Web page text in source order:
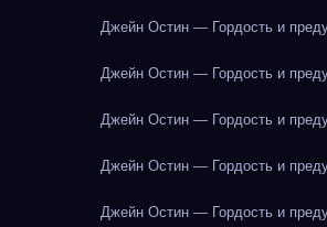
Джейн Остин — Гордость и
Джейн Остин — Гордость и
Джейн Остин — Гордость и
Джейн Остин — Гордость и
Джейн Остин — Гордость и